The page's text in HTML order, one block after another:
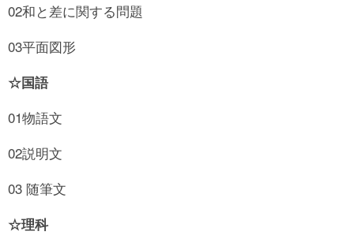
02和と差に関する問題
03平面図形
☆国語
01物語文
02説明文
03 随筆文
☆理科